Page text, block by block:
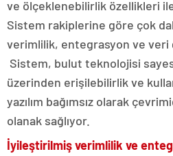
ve ölçeklenebilirlik özellikleri ile
Sistem rakiplerine göre çok
verimlilik, entegrasyon ve veri
Sistem, bulut teknolojisi
üzerinden erişilebilirlik ve
yazılım bağımsız olarak
olanak sağlıyor.
İyileştirilmiş verimlilik ve